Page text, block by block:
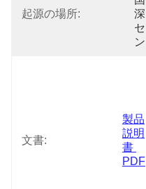
起源の場所:
深
セ
ン
文書:
製品
説明
書
PDF